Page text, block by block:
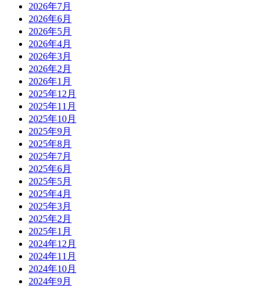
2026年7月
2026年6月
2026年5月
2026年4月
2026年3月
2026年2月
2026年1月
2025年12月
2025年11月
2025年10月
2025年9月
2025年8月
2025年7月
2025年6月
2025年5月
2025年4月
2025年3月
2025年2月
2025年1月
2024年12月
2024年11月
2024年10月
2024年9月